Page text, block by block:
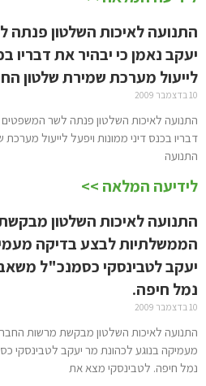
התנועה לאיכות השלטון פנתה
יעקב נאמן כי יבהיר את דבריו
לייעול מערכת שמירת שלטון
10 בדצמבר 2009
התנועה לאיכות השלטון פנתה לשר המשפטים
דבריו בכנס דיני ממונות ויפעל לייעול
התנועה
לידיעה המלאה >>
התנועה לאיכות השלטון
הממשלתיות לבצע בדיקה
יעקב לטבינסקי כסמנכ"ל
נמל חיפה.
10 בדצמבר 2009
התנועה לאיכות השלטון מבקשת מרשות
מעמיקה בנוגע לכהונת מר יעקב לטבינסקי
נמל חיפה. לטבינסקי מצא את